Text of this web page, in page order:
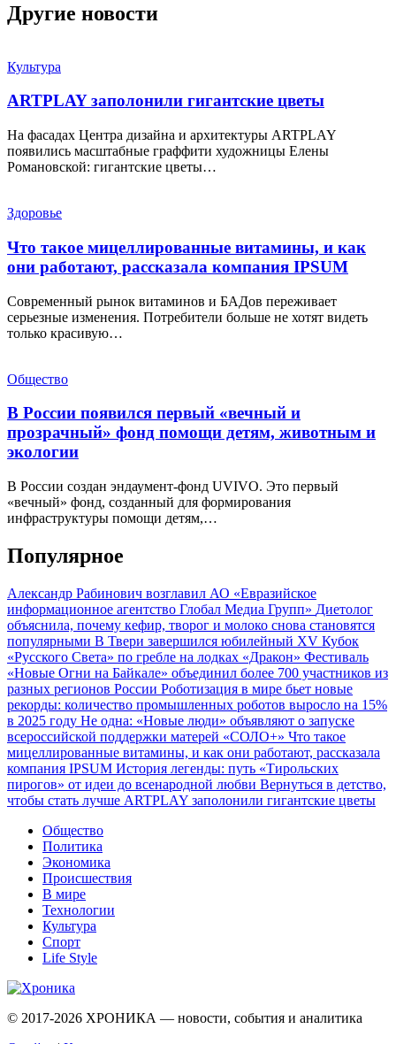
Другие новости
Культура
ARTPLAY заполонили гигантские цветы
На фасадах Центра дизайна и архитектуры ARTPLAY
появились масштабные граффити художницы Елены
Романовской: гигантские цветы…
Здоровье
Что такое мицеллированные витамины, и как
они работают, рассказала компания IPSUM
Современный рынок витаминов и БАДов переживает
серьезные изменения. Потребители больше не хотят видеть
только красивую…
Общество
В России появился первый «вечный и
прозрачный» фонд помощи детям, животным и
экологии
В России создан эндаумент-фонд UVIVO. Это первый
«вечный» фонд, созданный для формирования
инфраструктуры помощи детям,…
Популярное
Александр Рабинович возглавил АО «Евразийское
информационное агентство Глобал Медиа Групп» Диетолог
объяснила, почему кефир, творог и молоко снова становятся
популярными В Твери завершился юбилейный XV Кубок
«Русского Света» по гребле на лодках «Дракон» Фестиваль
«Новые Огни на Байкале» объединил более 700 участников из
разных регионов России Роботизация в мире бьет новые
рекорды: количество промышленных роботов выросло на 15%
в 2025 году Не одна: «Новые люди» объявляют о запуске
всероссийской поддержки матерей «СОЛО+» Что такое
мицеллированные витамины, и как они работают, рассказала
компания IPSUM История легенды: путь «Тирольских
пирогов» от идеи до всенародной любви Вернуться в детство,
чтобы стать лучше ARTPLAY заполонили гигантские цветы
Общество
Политика
Экономика
Происшествия
В мире
Технологии
Культура
Спорт
Life Style
© 2017-2026 ХРОНИКА — новости, события и аналитика